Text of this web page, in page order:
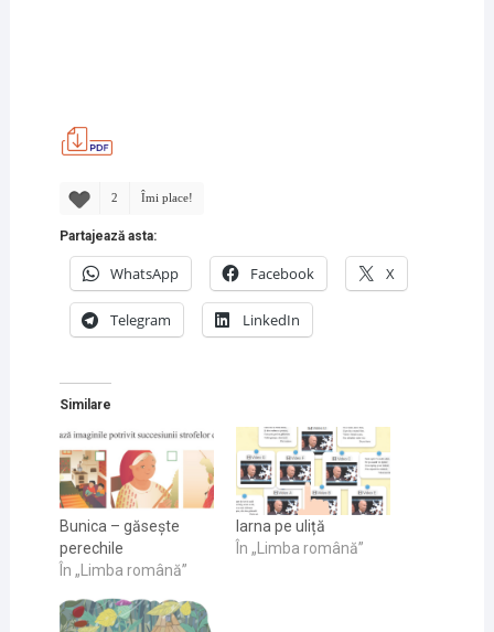
2 Îmi place!
Partajează asta:
WhatsApp Facebook X
Telegram LinkedIn
Similare
Bunica – găsește
perechile
În „Limba română”
Iarna pe uliță
În „Limba română”